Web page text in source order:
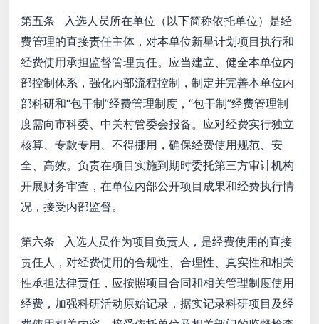
第五条 入选人员所在单位（以下简称依托单位）是经
费管理的直接责任主体，对本单位新星计划项目执行和
经费使用承担监督管理责任。应当建立、健全本单位内
部控制体系，强化内部流程控制，制定并完善本单位内
部科研和“包干制”经费管理制度，“包干制”经费管理制
度需向市科委、中关村管委会报备。应对经费实行独立
核算、专款专用、不得挪用，确保经费使用规范、安
全、高效。负责在项目实施到期时委托第三方审计机构
开展财务审查，在单位内部公开项目成果和经费执行情
况，接受内部监督。
第六条 入选人员作为项目负责人，是经费使用的直接
责任人，对经费使用的合规性、合理性、真实性和相关
性承担法律责任，应按照项目合同和相关管理制度使用
经费，加强科研活动原始记录，据实记录科研项目及经